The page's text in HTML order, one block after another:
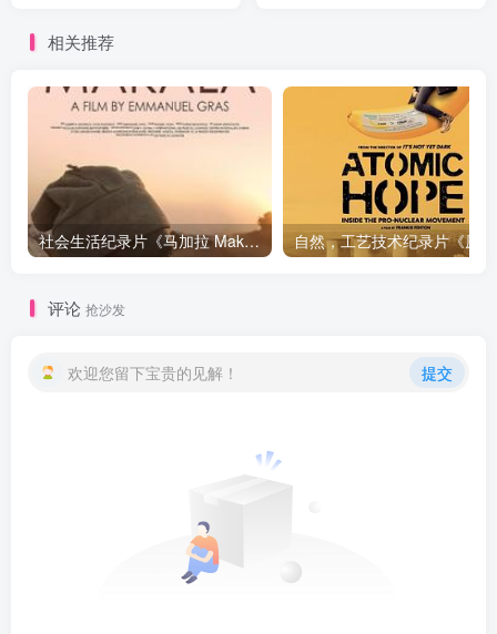
相关推荐
社会生活纪录片《马加拉 Makala》下载
评论 抢沙发
欢迎您留下宝贵的见解！ 提交